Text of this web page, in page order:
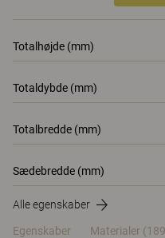
Totalhøjde (mm)
Totaldybde (mm)
Totalbredde (mm)
Sædebredde (mm)
Alle egenskaber
Egenskaber Materialer